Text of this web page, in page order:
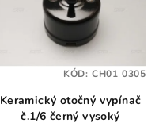
Keramický otočný vypínač
č.1/6 černý vysoký
KÓD: CH01 0305